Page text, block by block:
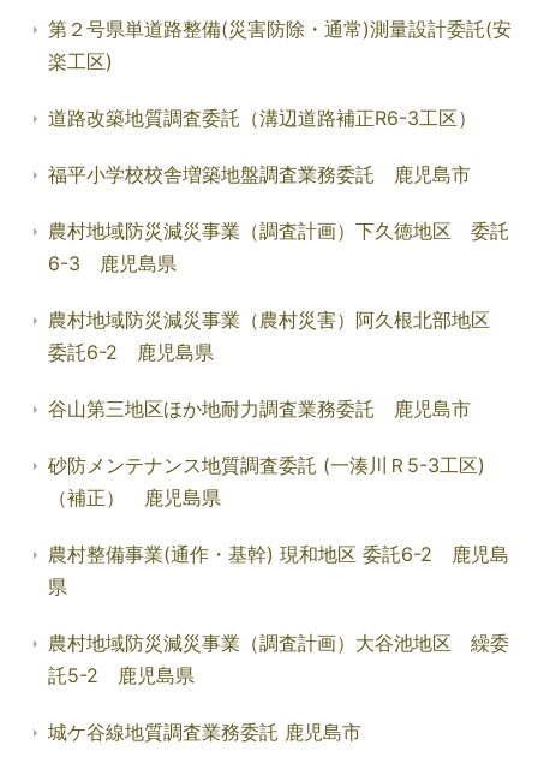
第２号県単道路整備(災害防除・通常)測量設計委託(安
楽工区)
道路改築地質調査委託（溝辺道路補正R6-3工区）
福平小学校校舎増築地盤調査業務委託 鹿児島市
農村地域防災減災事業（調査計画）下久徳地区 委託
6-3 鹿児島県
農村地域防災減災事業（農村災害）阿久根北部地区
委託6-2 鹿児島県
谷山第三地区ほか地耐力調査業務委託 鹿児島市
砂防メンテナンス地質調査委託 (一湊川Ｒ5-3工区)
（補正） 鹿児島県
農村整備事業(通作・基幹) 現和地区 委託6-2 鹿児島
県
農村地域防災減災事業（調査計画）大谷池地区 繰委
託5-2 鹿児島県
城ケ谷線地質調査業務委託 鹿児島市